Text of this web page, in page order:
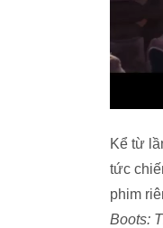
Kể từ
tức
phim
Boots: